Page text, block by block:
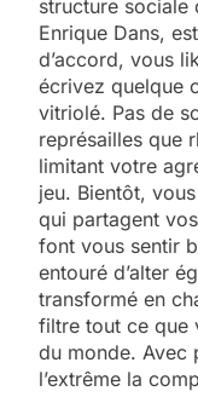
structure sociale
Enrique Dans,
d’accord, vous
écrivez quelque
vitriolé. Pas de
représailles que
limitant votre
jeu. Bientôt, vous
qui partagent
font vous sentir
entouré d’alter
transformé en
filtre tout ce que
du monde. Avec
l’extrême la